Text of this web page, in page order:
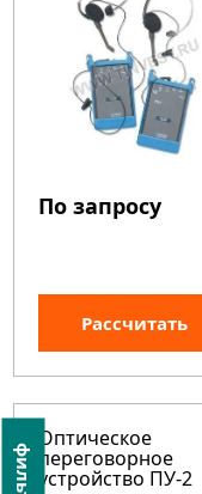
фильтр
По запросу
Рассчитать
Оптическое
переговорное
устройство ПУ-2